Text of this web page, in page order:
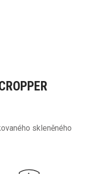
skleněného